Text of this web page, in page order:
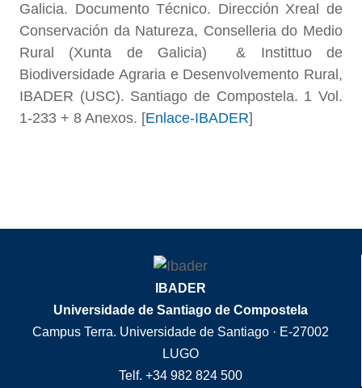
Galicia. Documento Técnico. Dirección Xreal de
Conservación da Natureza, Conselleria do Medio
Rural (Xunta de Galicia) & Instittuo de
Biodiversidade Agraria e Desenvolvemento Rural,
IBADER (USC). Santiago de Compostela. 1 Vol.
1-233 + 8 Anexos. [Enlace-IBADER]
IBADER
Universidade de Santiago de Compostela
Campus Terra. Universidade de Santiago · E-27002
LUGO
Telf. +34 982 824 500